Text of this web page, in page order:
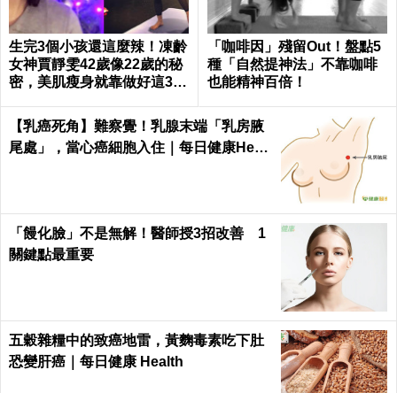
生完3個小孩還這麼辣！凍齡
女神賈靜雯42歲像22歲的秘
密，美肌瘦身就靠做好這3件
「咖啡因」殘留Out！盤點5
種「自然提神法」不靠咖啡
也能精神百倍！
【乳癌死角】難察覺！乳腺末端「乳房腋
尾處」，當心癌細胞入住｜每日健康Healt
「饅化臉」不是無解！醫師授3招改善 1
關鍵點最重要
五穀雜糧中的致癌地雷，黃麴毒素吃下肚
恐變肝癌｜每日健康 Health